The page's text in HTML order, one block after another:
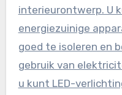
interieurontwerp. U
energiezuinige
goed te isoleren en
gebruik van
u kunt LED-